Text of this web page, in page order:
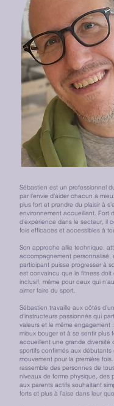
Sébastien est un professionnel
par l’envie d’aider chacun à
plus fort et prendre du plaisir à
environnement accueillant. Fort
d’expérience dans le secteur, il
fois efficaces et accessibles à
Son approche allie technique,
accompagnement personnalisé,
participant puisse progresser à
est convaincu que le fitness doit
inclusif, même pour ceux qui
aimer faire du sport.
Sébastien travaille aux côtés
d’instructeurs passionnés qui
valeurs et le même engagement
mieux bouger et à se sentir plus
accueillent une grande diversité
sportifs confirmés aux débutants
mouvement pour la première
rassemble des personnes de
niveaux de forme physique, des
aux parents actifs souhaitant
forts et plus à l’aise dans leur